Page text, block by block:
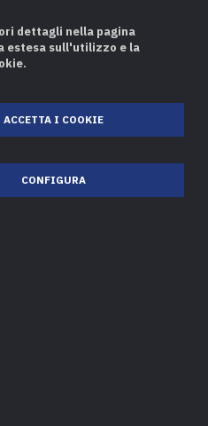
l’Assemblea del Senato ha
n.
n. 198, recante disposizioni
c.d. “Milleproroghe”. Il
Camera dei Deputati per la
il 27 febbraio 2023.
gli enti locali si segnala l’art. 1,
le risorse stanziate dalla legge di
indennità dei sindaci e degli
medesima legge, siano
anche qualora si tratti di comuni
dettagli nella pagina
estesa sull'utilizzo e la
ACCETTA I COOKIE
CONFIGURA